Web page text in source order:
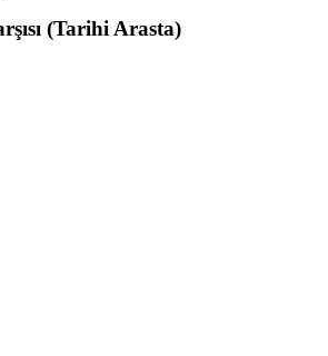
(Tarihi Arasta)